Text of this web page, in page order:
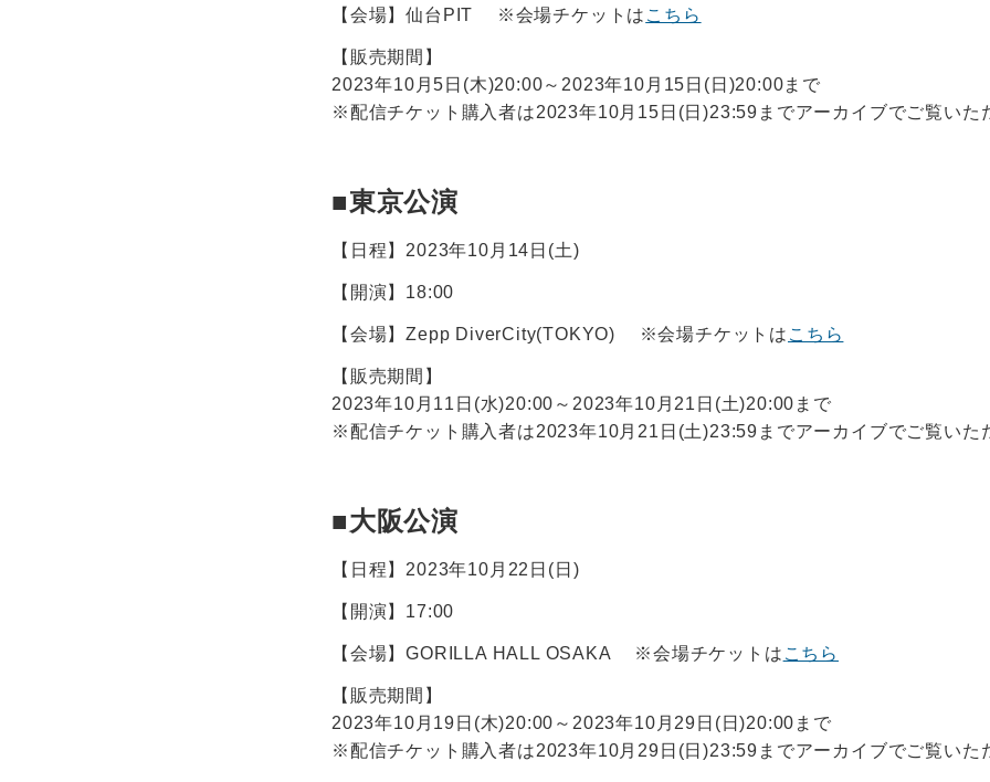
【会場】仙台PIT ※会場チケットは こちら
【販売期間】
2023年10月5日(木)20:00～2023年10月15日(日)20:00まで
※配信チケット購入者は2023年10月15日(日)23:59までアーカイブでご覧いた
■東京公演
【日程】2023年10月14日(土)
【開演】18:00
【会場】Zepp DiverCity(TOKYO) ※会場チケットは こちら
【販売期間】
2023年10月11日(水)20:00～2023年10月21日(土)20:00まで
※配信チケット購入者は2023年10月21日(土)23:59までアーカイブでご覧いた
■大阪公演
【日程】2023年10月22日(日)
【開演】17:00
【会場】GORILLA HALL OSAKA ※会場チケットは こちら
【販売期間】
2023年10月19日(木)20:00～2023年10月29日(日)20:00まで
※配信チケット購入者は2023年10月29日(日)23:59までアーカイブでご覧いた